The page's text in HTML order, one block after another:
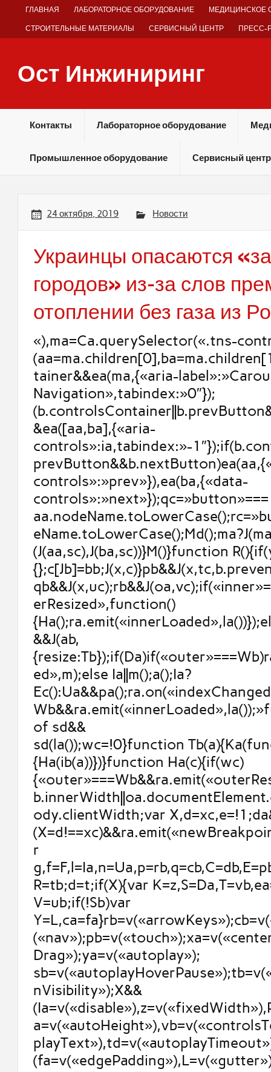
ГЛАВНАЯ ЛАБОРАТОРНОЕ ОБОРУДОВАНИЕ МЕДИЦИНСКОЕ
СТРОИТЕЛЬНЫЕ МАТЕРИАЛЫ СЕРВИСНЫЙ ЦЕНТР ПРЕСС-
Ост Инжиниринг
Контакты Лабораторное оборудование
Промышленное оборудование Сервисный центр
24 октября, 2019 Новости
Украинцы опасаются
городов» из-за слов
отоплении без газа из
«),ma=Ca.querySelector(«.tns-
tainer&&ea(ma,{«aria-
Navigation»,tabindex:»0″});
&ea([aa,ba],{«aria-
controls»:ia,tabindex:»-
controls»:»prev»}),ea(ba,{«data-
controls»:»next»});qc=»button»===
(J(aa,sc),J(ba,sc))}M()}function
erResized»,function()
&&J(ab,
ed»,m);else Ia||m();a();Ia?
of sd&&
sd(la());wc=!0}function
{Ha(ib(a))})}function Ha(c){if(wc)
ody.clientWidth;var
r
R=tb;d=t;if(X){var
V=ub;if(!Sb)var
Drag»);ya=v(«autoplay»);
nVisibility»);X&&